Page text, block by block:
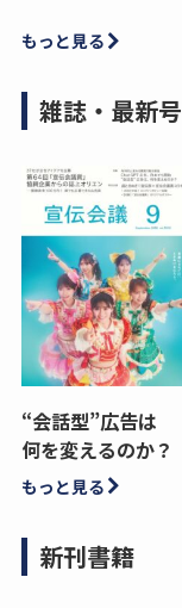
もっと見る
雑誌・最新号
“会話型”広告は
何を変えるのか？
もっと見る
新刊書籍